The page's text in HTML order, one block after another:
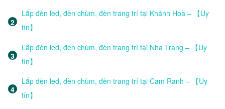
Lắp đèn led, đèn chùm, đèn trang trí tại Khánh Hoà – 【Uy
tín】
Lắp đèn led, đèn chùm, đèn trang trí tại Nha Trang – 【Uy
tín】
Lắp đèn led, đèn chùm, đèn trang trí tại Cam Ranh – 【Uy
tín】